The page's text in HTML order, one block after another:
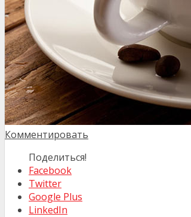
Комментировать
Поделиться!
Facebook
Twitter
Google Plus
LinkedIn